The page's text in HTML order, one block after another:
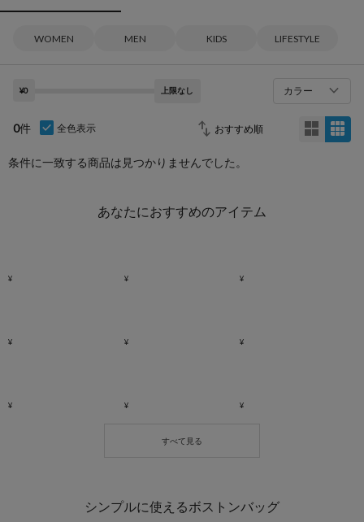
WOMEN MEN KIDS LIFESTYLE
¥0 上限なし カラー
0件 全色表示
条件に一致する商品は見つかりませんでした。
あなたにおすすめのアイテム
シンプルに使えるボストンバッグ